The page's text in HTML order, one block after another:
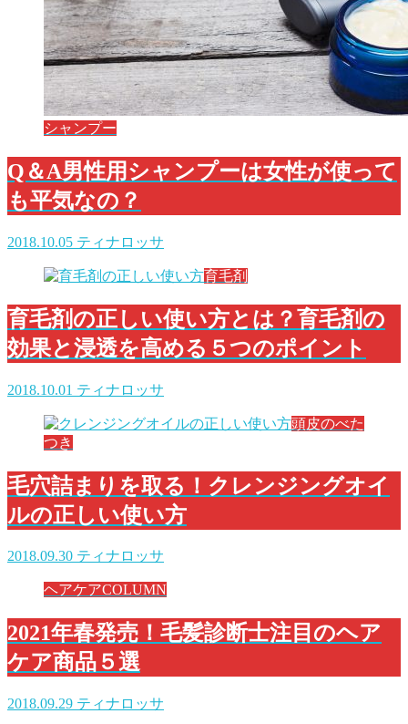
シャンプー
Q＆A男性用シャンプーは女性が使って
も平気なの？
2018.10.05 ティナロッサ
育毛剤
育毛剤の正しい使い方とは？育毛剤の
効果と浸透を高める５つのポイント
2018.10.01 ティナロッサ
頭皮のべた
つき
毛穴詰まりを取る！クレンジングオイ
ルの正しい使い方
2018.09.30 ティナロッサ
ヘアケアCOLUMN
2021年春発売！毛髪診断士注目のヘア
ケア商品５選
2018.09.29 ティナロッサ